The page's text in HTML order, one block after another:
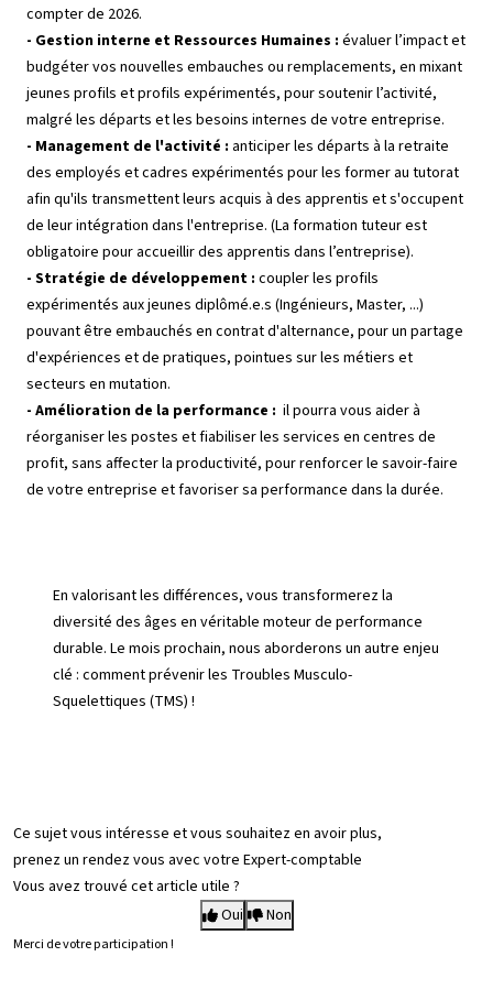
compter de 2026.
- Gestion interne et Ressources Humaines : évaluer l’impact et
budgéter vos nouvelles embauches ou remplacements, en mixant
jeunes profils et profils expérimentés, pour soutenir l’activité,
malgré les départs et les besoins internes de votre entreprise.
- Management de l'activité : anticiper les départs à la retraite
des employés et cadres expérimentés pour les former au tutorat
afin qu'ils transmettent leurs acquis à des apprentis et s'occupent
de leur intégration dans l'entreprise. (La formation tuteur est
obligatoire pour accueillir des apprentis dans l’entreprise).
- Stratégie de développement : coupler les profils
expérimentés aux jeunes diplômé.e.s (Ingénieurs, Master, ...)
pouvant être embauchés en contrat d'alternance, pour un partage
d'expériences et de pratiques, pointues sur les métiers et
secteurs en mutation.
- Amélioration de la performance : il pourra vous aider à
réorganiser les postes et fiabiliser les services en centres de
profit, sans affecter la productivité, pour renforcer le savoir-faire
de votre entreprise et favoriser sa performance dans la durée.
En valorisant les différences, vous transformerez la
diversité des âges en véritable moteur de performance
durable. Le mois prochain, nous aborderons un autre enjeu
clé : comment prévenir les Troubles Musculo-
Squelettiques (TMS) !
Ce sujet vous intéresse et vous souhaitez en avoir plus,
prenez un rendez vous avec votre Expert-comptable
Vous avez trouvé cet article utile ?
Oui
Non
Merci de votre participation !